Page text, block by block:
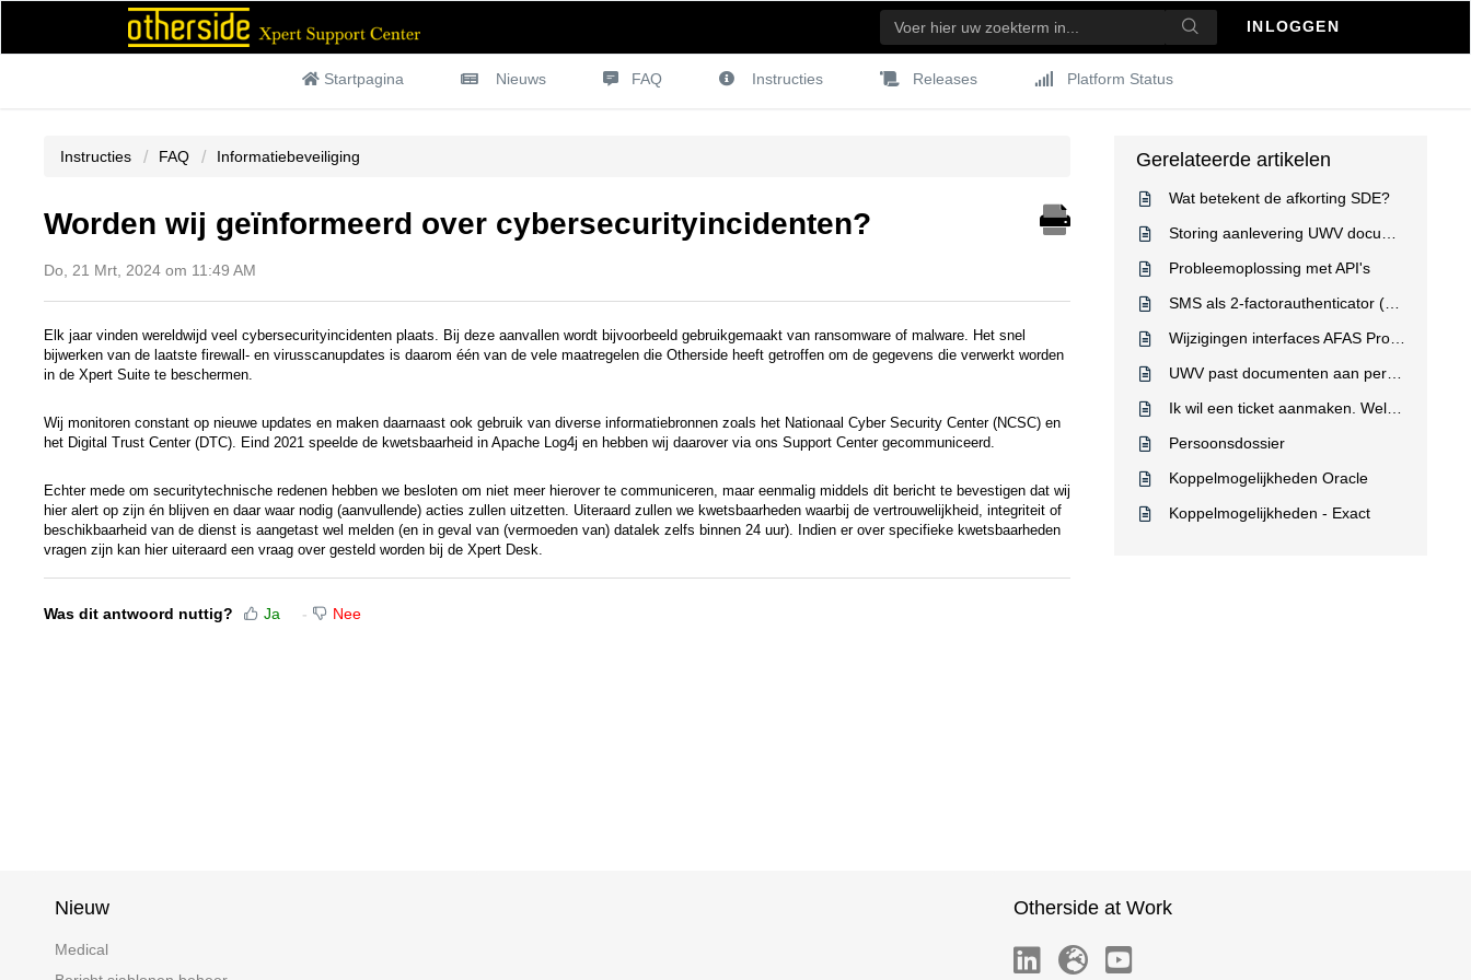
INLOGGEN
Startpagina Nieuws FAQ Instructies Releases Platform Status
Instructies FAQ Informatiebeveiliging
Worden wij geïnformeerd over cybersecurityincidenten?
Do, 21 Mrt, 2024 om 11:49 AM
Elk jaar vinden wereldwijd veel cybersecurityincidenten plaats. Bij deze aanvallen wordt bijvoorbeeld gebruikgemaakt van ransomware of malware. Het snel
bijwerken van de laatste firewall- en virusscanupdates is daarom één van de vele maatregelen die Otherside heeft getroffen om de gegevens die verwerkt worden
in de Xpert Suite te beschermen.
Wij monitoren constant op nieuwe updates en maken daarnaast ook gebruik van diverse informatiebronnen zoals het Nationaal Cyber Security Center (NCSC) en
het Digital Trust Center (DTC). Eind 2021 speelde de kwetsbaarheid in Apache Log4j en hebben wij daarover via ons Support Center gecommuniceerd.
Echter mede om securitytechnische redenen hebben we besloten om niet meer hierover te communiceren, maar eenmalig middels dit bericht te bevestigen dat wij
hier alert op zijn én blijven en daar waar nodig (aanvullende) acties zullen uitzetten. Uiteraard zullen we kwetsbaarheden waarbij de vertrouwelijkheid, integriteit of
beschikbaarheid van de dienst is aangetast wel melden (en in geval van (vermoeden van) datalek zelfs binnen 24 uur). Indien er over specifieke kwetsbaarheden
vragen zijn kan hier uiteraard een vraag over gesteld worden bij de Xpert Desk.
Was dit antwoord nuttig? Ja Nee
Gerelateerde artikelen
Wat betekent de afkorting SDE?
Probleemoplossing met API's
Persoonsdossier
Koppelmogelijkheden Oracle
Koppelmogelijkheden - Exact
Nieuw
Medical
Otherside at Work